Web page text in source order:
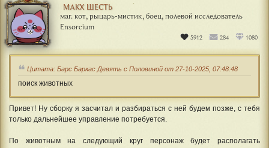
МАКХ ШЕСТЬ
маг. кот, рыцарь-мистик, боец, полевой исследователь
Ensorcium
5912 284 1080
Цитата: Барс Баркас Девять с Половиной от 27-10-2025, 07:48:48
поиск животных
Привет! Ну сборку я засчитал и разбираться с ней будем позже, с тебя
только дальнейшее управление потребуется.
По животным на следующий круг персонаж будет располагать